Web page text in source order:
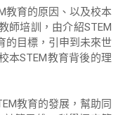
教育的原因、以及校本
師培訓，由介紹STEM
的目標，引申到未來世
本STEM教育背後的理
教育的發展，幫助同